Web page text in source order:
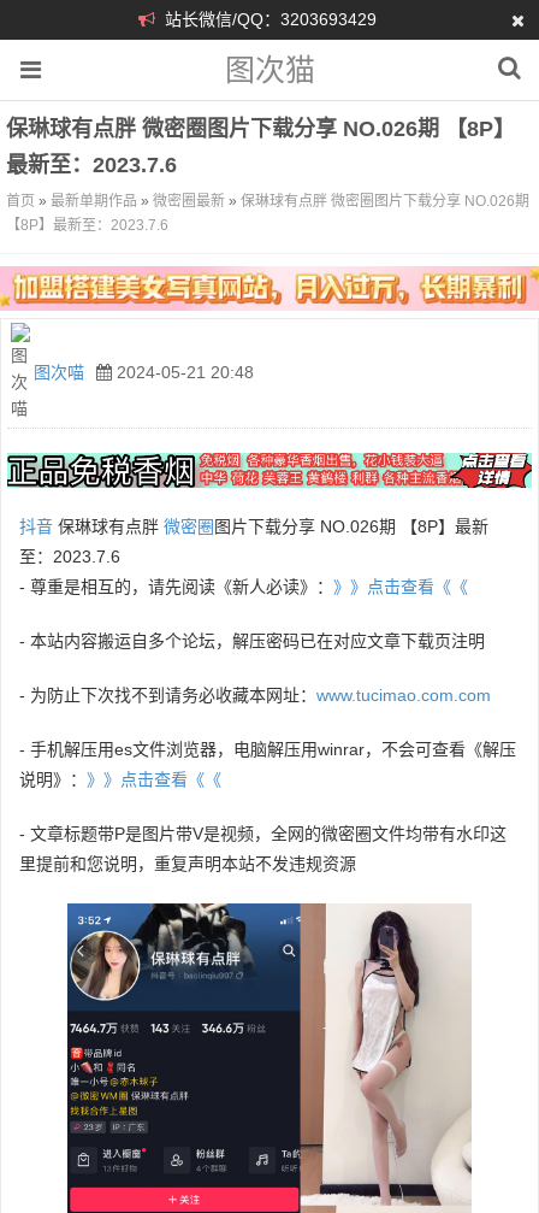
站长微信/QQ：3203693429
图次猫
保琳球有点胖 微密圈图片下载分享 NO.026期 【8P】
最新至：2023.7.6
首页 » 最新单期作品 » 微密圈最新 » 保琳球有点胖 微密圈图片下载分享 NO.026期
【8P】最新至：2023.7.6
图次喵 2024-05-21 20:48
抖音 保琳球有点胖 微密圈 图片下载分享 NO.026期 【8P】最新
至：2023.7.6
- 尊重是相互的，请先阅读《新人必读》： 》》点击查看《《
- 本站内容搬运自多个论坛，解压密码已在对应文章下载页注明
- 为防止下次找不到请务必收藏本网址： www.tucimao.com.com
- 手机解压用es文件浏览器，电脑解压用winrar，不会可查看《解压
说明》： 》》点击查看《《
- 文章标题带P是图片带V是视频，全网的微密圈文件均带有水印这
里提前和您说明，重复声明本站不发违规资源